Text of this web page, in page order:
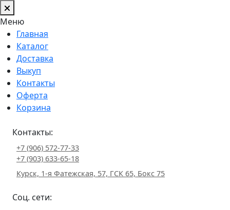
Меню
Главная
Каталог
Доставка
Выкуп
Контакты
Оферта
Корзина
Контакты:
+7 (906) 572-77-33
+7 (903) 633-65-18
Курск, 1-я Фатежская, 57, ГСК 65, Бокс 75
Соц. сети: